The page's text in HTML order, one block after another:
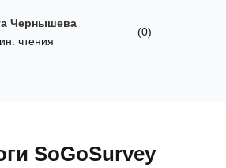
Чернышева
чтения
(0)
SoGoSurvey